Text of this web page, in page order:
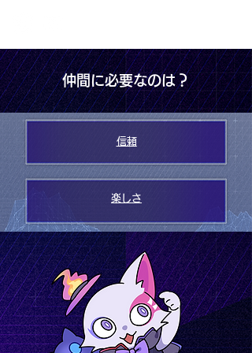
仲間に必要なのは？
信頼
楽しさ